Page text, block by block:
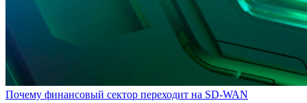
Почему финансовый сектор переходит на SD-WAN